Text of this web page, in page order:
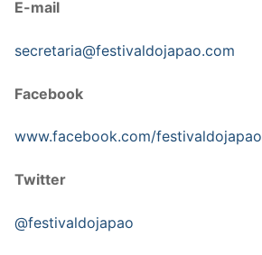
E-mail
secretaria@festivaldojapao.com
Facebook
www.facebook.com/festivaldojapao
Twitter
@festivaldojapao